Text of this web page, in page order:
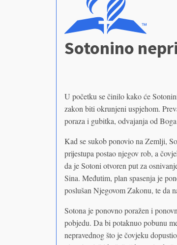
Sotonino
U početku se činilo kako će
zakon biti okrunjeni uspjehom.
poraza i gubitka, odvajanja od
Kad se sukob ponovio na Zemlji,
prijestupa postao njegov rob, a
da je Sotoni otvoren put za
Sina. Međutim, plan spasenja je
poslušan Njegovom Zakonu, te da
Sotona je ponovno poražen i
pobjedu. Da bi potaknuo pobunu
nepravednog što je čovjeku